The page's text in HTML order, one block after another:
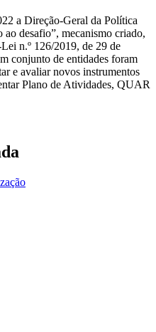
a Direção-Geral da Política
desafio”, mecanismo criado,
n.º 126/2019, de 29 de
conjunto de entidades foram
e avaliar novos instrumentos
Plano de Atividades, QUAR